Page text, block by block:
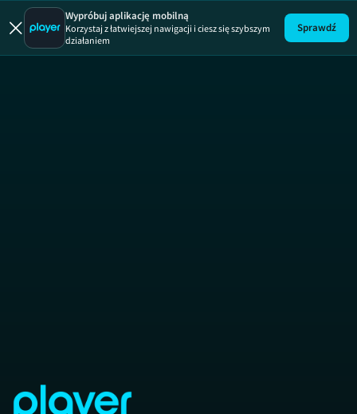
Wypróbuj aplikację mobilną
Korzystaj z łatwiejszej nawigacji i ciesz się szybszym
działaniem
Sprawdź